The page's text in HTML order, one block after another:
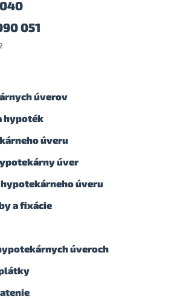
051
úverov
hypoték
úveru
úver
hypotekárneho úveru
a fixácie
úveroch